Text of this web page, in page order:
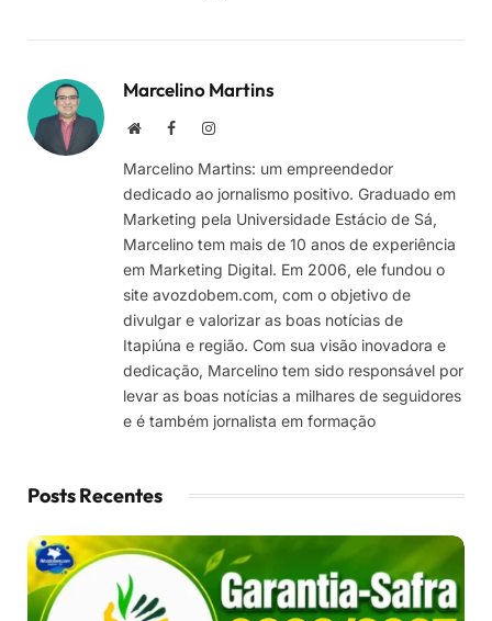
Marcelino Martins
Site FacebookInstagram
Marcelino Martins: um empreendedor
dedicado ao jornalismo positivo. Graduado em
Marketing pela Universidade Estácio de Sá,
Marcelino tem mais de 10 anos de experiência
em Marketing Digital. Em 2006, ele fundou o
site avozdobem.com, com o objetivo de
divulgar e valorizar as boas notícias de
Itapiúna e região. Com sua visão inovadora e
dedicação, Marcelino tem sido responsável por
levar as boas notícias a milhares de seguidores
e é também jornalista em formação
Posts Recentes